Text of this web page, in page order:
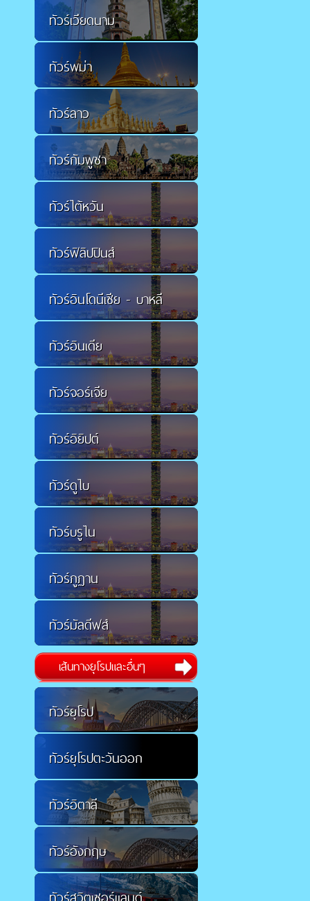
ทัวร์เวียดนาม
ทัวร์พม่า
ทัวร์ลาว
ทัวร์กัมพูชา
ทัวร์ไต้หวัน
ทัวร์ฟิลิปปินส์
ทัวร์อินโดนีเซีย - บาหลี
ทัวร์อินเดีย
ทัวร์จอร์เจีย
ทัวร์อิยิปต์
ทัวร์ดูไบ
ทัวร์บรูไน
ทัวร์ภูฏาน
ทัวร์มัลดีฟส์
เส้นทางยุโรปและอื่นๆ
ทัวร์ยุโรป
ทัวร์ยุโรปตะวันออก
ทัวร์อิตาลี
ทัวร์อังกฤษ